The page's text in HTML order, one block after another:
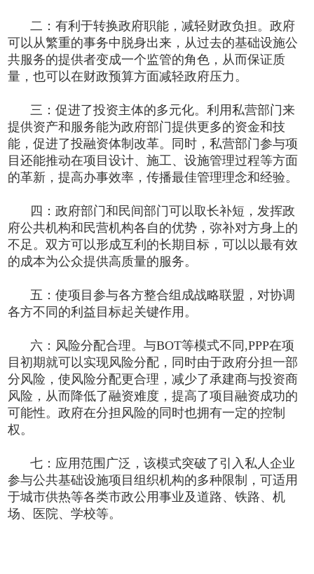
二：有利于转换政府职能，减轻财政负担。政府
可以从繁重的事务中脱身出来，从过去的基础设施公
共服务的提供者变成一个监管的角色，从而保证质
量，也可以在财政预算方面减轻政府压力。
三：促进了投资主体的多元化。利用私营部门来
提供资产和服务能为政府部门提供更多的资金和技
能，促进了投融资体制改革。同时，私营部门参与项
目还能推动在项目设计、施工、设施管理过程等方面
的革新，提高办事效率，传播最佳管理理念和经验。
四：政府部门和民间部门可以取长补短，发挥政
府公共机构和民营机构各自的优势，弥补对方身上的
不足。双方可以形成互利的长期目标，可以以最有效
的成本为公众提供高质量的服务。
五：使项目参与各方整合组成战略联盟，对协调
各方不同的利益目标起关键作用。
六：风险分配合理。与BOT等模式不同,PPP在项
目初期就可以实现风险分配，同时由于政府分担一部
分风险，使风险分配更合理，减少了承建商与投资商
风险，从而降低了融资难度，提高了项目融资成功的
可能性。政府在分担风险的同时也拥有一定的控制
权。
七：应用范围广泛，该模式突破了引入私人企业
参与公共基础设施项目组织机构的多种限制，可适用
于城市供热等各类市政公用事业及道路、铁路、机
场、医院、学校等。